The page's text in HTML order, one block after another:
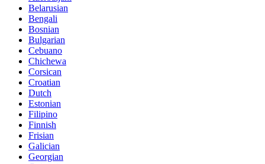
Belarusian
Bengali
Bosnian
Bulgarian
Cebuano
Chichewa
Corsican
Croatian
Dutch
Estonian
Filipino
Finnish
Frisian
Galician
Georgian